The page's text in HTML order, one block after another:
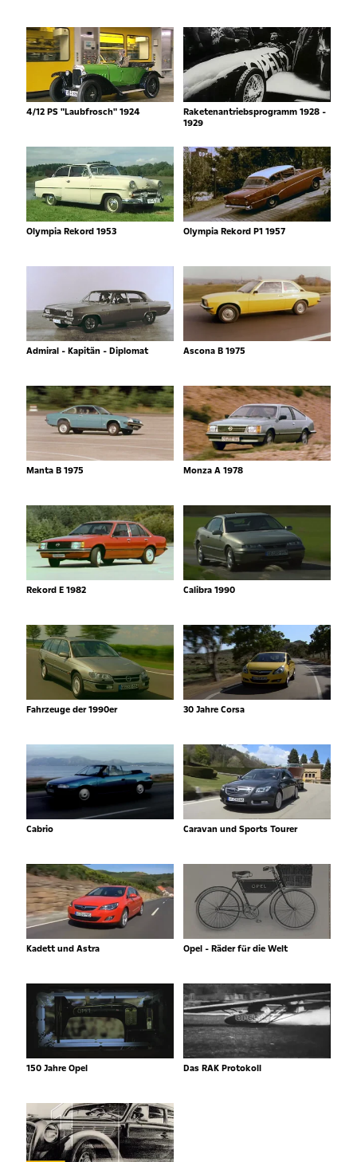
4/12 PS "Laubfrosch" 1924
Raketenantriebsprogramm 1928 -
1929
Olympia Rekord 1953 Olympia Rekord P1 1957
Admiral - Kapitän - Diplomat Ascona B 1975
Manta B 1975 Monza A 1978
Rekord E 1982 Calibra 1990
Fahrzeuge der 1990er 30 Jahre Corsa
Cabrio Caravan und Sports Tourer
Kadett und Astra Opel - Räder für die Welt
150 Jahre Opel Das RAK Protokoll